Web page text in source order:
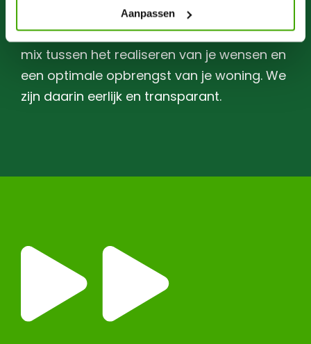
Aanpassen
We zoeken samen met jou naar een ideale
mix tussen het realiseren van je wensen en
een optimale opbrengst van je woning. We
zijn daarin eerlijk en transparant.